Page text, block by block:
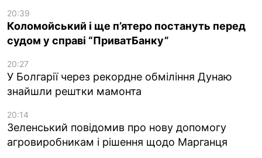
20:39
Коломойський і ще п’ятеро постануть перед
судом у справі “ПриватБанку”
20:27
У Болгарії через рекордне обміління Дунаю
знайшли рештки мамонта
20:14
Зеленський повідомив про нову допомогу
агровиробникам і рішення щодо Марганця